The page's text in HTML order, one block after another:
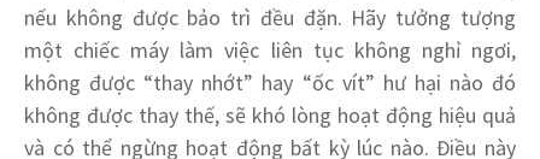
nếu không được bảo trì đều đặn. Hãy tưởng tượng
một chiếc máy làm việc liên tục không nghỉ ngơi,
không được “thay nhớt” hay “ốc vít” hư hại nào đó
không được thay thế, sẽ khó lòng hoạt động hiệu quả
và có thể ngừng hoạt động bất kỳ lúc nào. Điều này